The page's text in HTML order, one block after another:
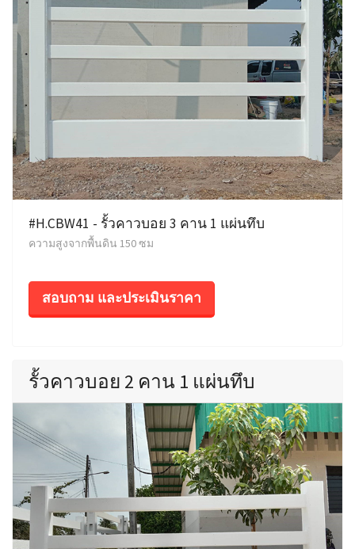
#H.CBW41 - รั้วคาวบอย 3 คาน 1 แผ่นทึบ
ความสูงจากพื้นดิน 150 ซม
สอบถาม และประเมินราคา
รั้วคาวบอย 2 คาน 1 แผ่นทึบ